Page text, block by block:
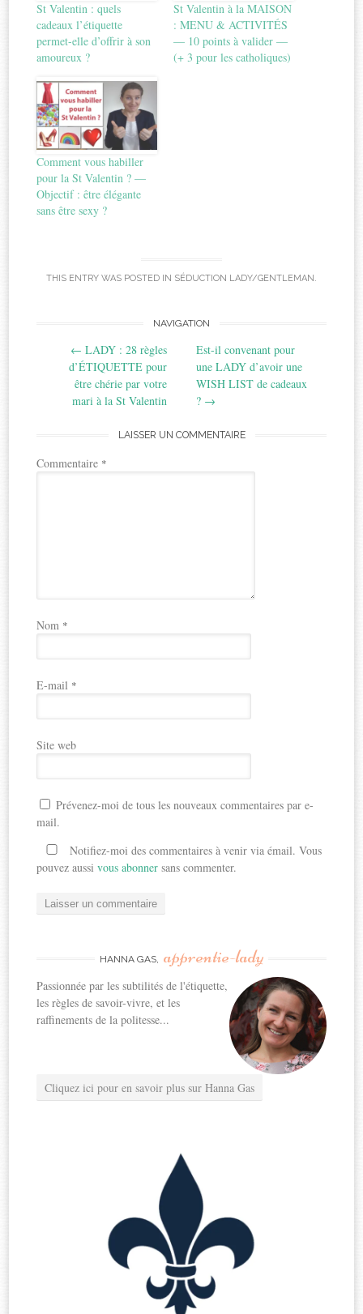
St Valentin : quels
cadeaux l’étiquette
permet-elle d’offrir à son
amoureux ?
St Valentin à la MAISON
: MENU & ACTIVITÉS
— 10 points à valider —
(+ 3 pour les catholiques)
Comment vous habiller
pour la St Valentin ? —
Objectif : être élégante
sans être sexy ?
THIS ENTRY WAS POSTED IN SÉDUCTION LADY/GENTLEMAN.
navigation
NAVIGATION
← LADY : 28 règles
d’ÉTIQUETTE pour
être chérie par votre
mari à la St Valentin
Est-il convenant pour
une LADY d’avoir une
WISH LIST de cadeaux
? →
LAISSER UN COMMENTAIRE
Commentaire *
Nom *
E-mail *
Site web
Prévenez-moi de tous les nouveaux commentaires par e-
mail.
Notifiez-moi des commentaires à venir via émail. Vous
pouvez aussivous abonner sans commenter.
HANNA GAS, apprentie-lady
Passionnée par les subtilités de l'étiquette,
les règles de savoir-vivre, et les
raffinements de la politesse...
Cliquez ici pour en savoir plus sur Hanna Gas